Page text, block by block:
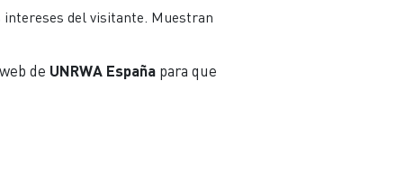
del visitante. Muestran
de UNRWA España para que